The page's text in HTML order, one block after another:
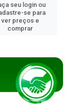
seu login ou
se para
ver preços e
comprar